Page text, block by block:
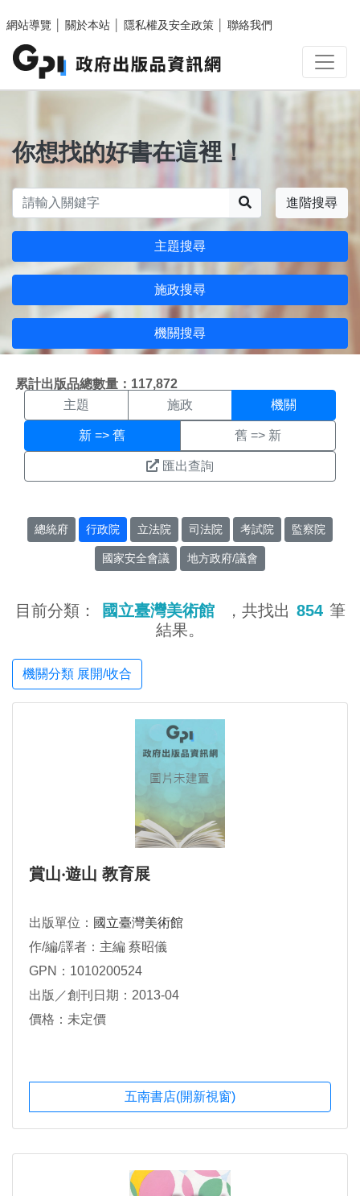
網站導覽
關於本站 隱私權及安全政策 聯絡我們
你想找的好書在這裡！
進階搜尋
主題搜尋
施政搜尋
機關搜尋
累計出版品總數量：117,872
機關搜尋結果頁面
主題 施政 機關
新 => 舊 舊 => 新
匯出查詢
總統府 行政院 立法院 司法院 考試院 監察院
國家安全會議 地方政府/議會
目前分類： 國立臺灣美術館 ，共找出 854 筆
結果。
機關分類 展開/收合
賞山‧遊山 教育展
出版單位： 國立臺灣美術館
作/編/譯者：主編 蔡昭儀
GPN：1010200524
出版／創刊日期：2013-04
價格：未定價
五南書店(開新視窗)